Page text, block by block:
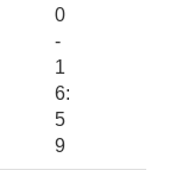
0
-
1
6:
5
9